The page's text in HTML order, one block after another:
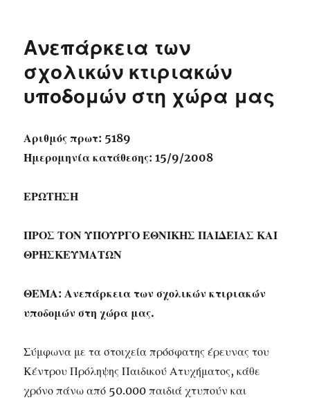
Ανεπάρκεια των
σχολικών κτιριακών
υποδομών στη χώρα μας
Αριθμός πρωτ: 5189
Ημερομηνία κατάθεσης: 15/9/2008
ΕΡΩΤΗΣΗ
ΠΡΟΣ ΤΟΝ ΥΠΟΥΡΓΟ ΕΘΝΙΚΗΣ ΠΑΙΔΕΙΑΣ ΚΑΙ
ΘΡΗΣΚΕΥΜΑΤΩΝ
ΘΕΜΑ: Ανεπάρκεια των σχολικών κτιριακών
υποδομών στη χώρα μας.
Σύμφωνα με τα στοιχεία πρόσφατης έρευνας του
Κέντρου Πρόληψης Παιδικού Ατυχήματος, κάθε
χρόνο πάνω από 50.000 παιδιά χτυπούν και